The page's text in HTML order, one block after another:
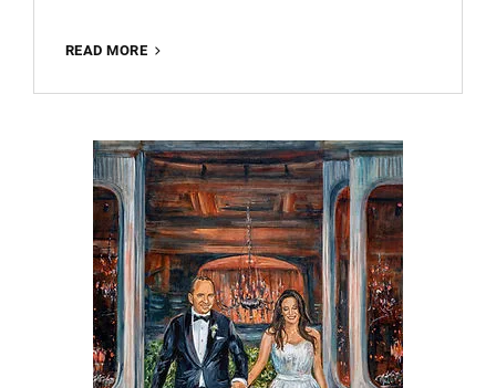
READ MORE
MAGIE
CADEAUBONNEN:
HET
PERFECTE
GESCHENK
VOOR
ELKE
GELEGENHEID!